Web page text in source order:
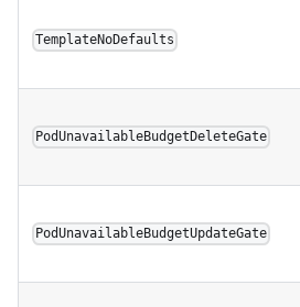
TemplateNoDefaults
PodUnavailableBudgetDeleteGate
PodUnavailableBudgetUpdateGate